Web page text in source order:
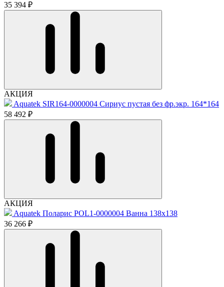
35 394 ₽
АКЦИЯ
Aquatek SIR164-0000004 Сириус пустая без фр.экр. 164*164
58 492 ₽
АКЦИЯ
Aquatek Поларис POL1-0000004 Ванна 138x138
36 266 ₽